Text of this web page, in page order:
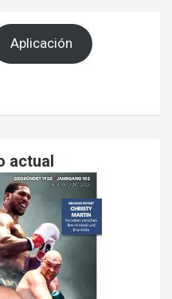
Aplicación
actual